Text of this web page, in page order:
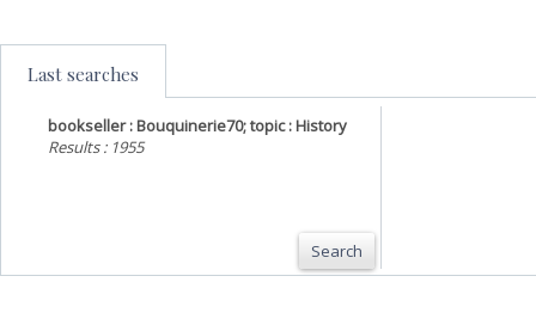
Last searches
bookseller : Bouquinerie70; topic : History
Results : 1955
Search